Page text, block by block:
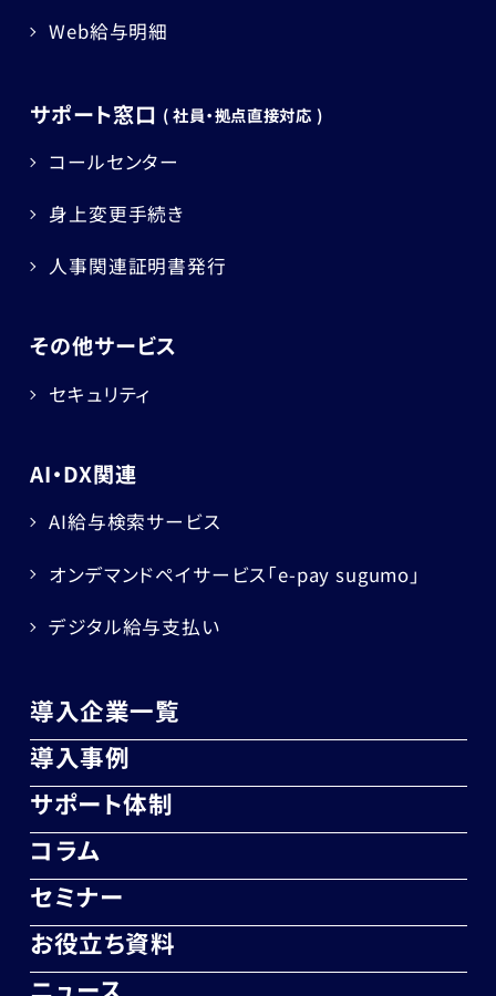
Web給与明細
サポート窓口 ( 社員・拠点直接対応 )
コールセンター
身上変更手続き
人事関連証明書発行
その他サービス
セキュリティ
AI・DX関連
AI給与検索サービス
オンデマンドペイサービス「e-pay sugumo」
デジタル給与支払い
導入企業一覧
導入事例
サポート体制
コラム
セミナー
お役立ち資料
ニュース